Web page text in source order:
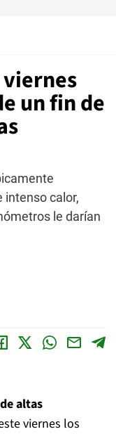
un fin de
intenso calor,
le darían
altas
viernes los